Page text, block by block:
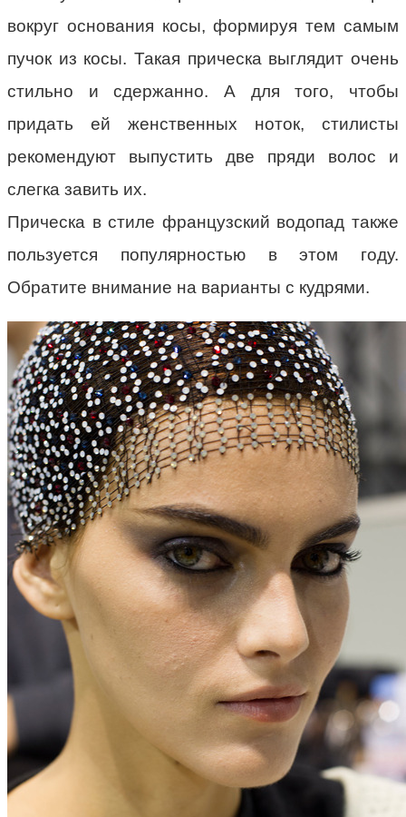
вокруг основания косы, формируя тем самым
пучок из косы. Такая прическа выглядит очень
стильно и сдержанно. А для того, чтобы
придать ей женственных ноток, стилисты
рекомендуют выпустить две пряди волос и
слегка завить их.
Прическа в стиле французский водопад также
пользуется популярностью в этом году.
Обратите внимание на варианты с кудрями.